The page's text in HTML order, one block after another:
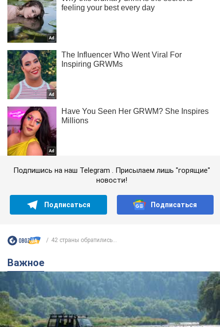
Подпишись на наш Telegram . Присылаем лишь "горящие"
новости!
Подписаться Подписаться
42 страны обратились...
Важное